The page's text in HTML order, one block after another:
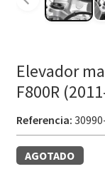
Elevador
F800R
Referencia:
AGOTADO